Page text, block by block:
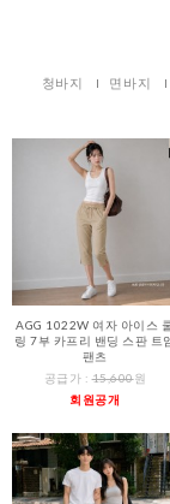
청바지 면바지
AGG 1022W 여자 아이스
링 7부 카프리 밴딩 스판 트
팬츠
공급가 :15,600원
회원공개